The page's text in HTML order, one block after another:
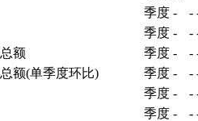
季度 - -
季度 - -
额
季度 - -
额(单季度环比)
季度 - -
季度 - -
季度 - -